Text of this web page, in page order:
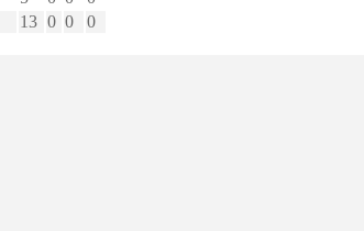
13 0 0
0